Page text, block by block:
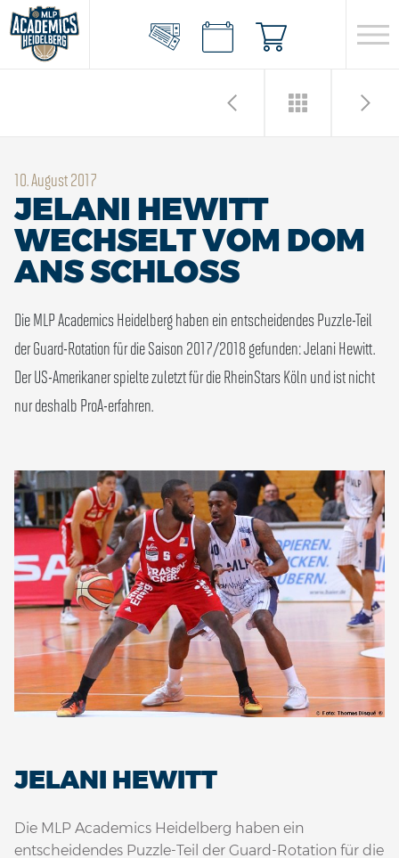
10. August 2017
JELANI HEWITT
WECHSELT VOM DOM
ANS SCHLOSS
Die MLP Academics Heidelberg haben ein entscheidendes Puzzle-Teil
der Guard-Rotation für die Saison 2017/2018 gefunden: Jelani Hewitt.
Der US-Amerikaner spielte zuletzt für die RheinStars Köln und ist nicht
nur deshalb ProA-erfahren.
JELANI HEWITT
Die MLP Academics Heidelberg haben ein
entscheidendes Puzzle-Teil der Guard-Rotation für die